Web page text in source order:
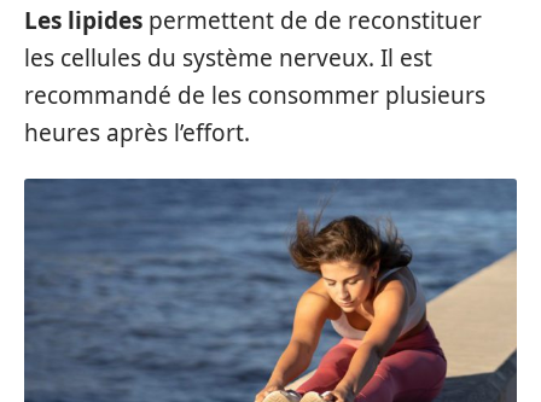
Les lipides permettent de de reconstituer
les cellules du système nerveux. Il est
recommandé de les consommer plusieurs
heures après l’effort.